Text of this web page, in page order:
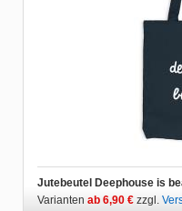
Jutebeutel Deephouse is
Varianten ab 6,90 € zzgl.